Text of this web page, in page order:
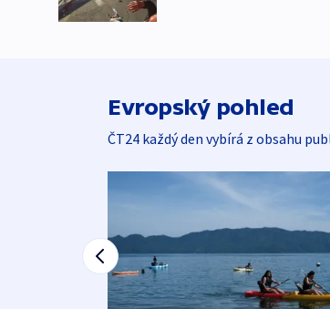
Evropský pohled
ČT24 každý den vybírá z obsahu